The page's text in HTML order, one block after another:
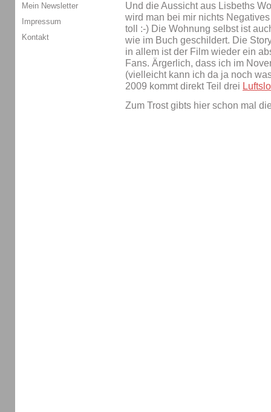
Und die Aussicht aus Lisbeths
wird man bei mir nichts
toll :-) Die Wohnung selbst ist
wie im Buch geschildert. Die
in allem ist der Film wieder ein
Fans. Ärgerlich, dass ich im
(vielleicht kann ich da ja noch
2009 kommt direkt Teil drei
Zum Trost gibts hier schon mal
Mein Newsletter
Impressum
Kontakt